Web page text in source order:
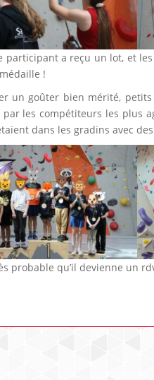
participant a reçu un lot, et
!
un goûter bien mérité,
par les compétiteurs les plus
dans les gradins avec
probable qu’il devienne un